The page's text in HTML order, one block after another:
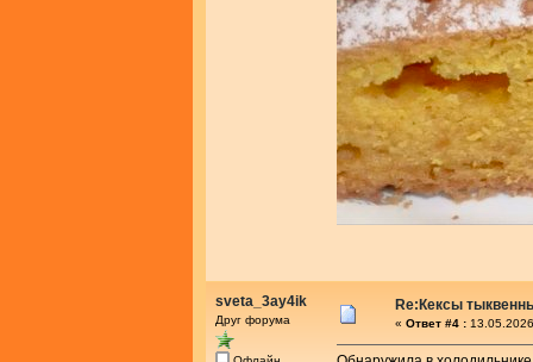
sveta_3ay4ik
Друг форума
Re:Кексы
« Ответ #4 :